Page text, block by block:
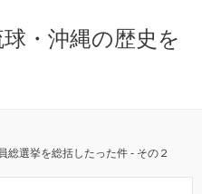
・沖縄の歴史を
総選挙を総括したった件 - その２